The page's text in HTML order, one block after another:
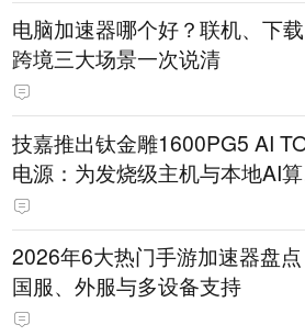
电脑加速器哪个好？联机、下载
跨境三大场景一次说清
技嘉推出钛金雕1600PG5 AI
电源：为发烧级主机与本地AI
打造旗舰供电方案
2026年6大热门手游加速器盘点
国服、外服与多设备支持